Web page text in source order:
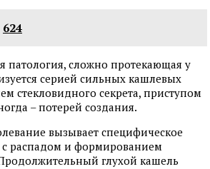
624
патология, сложно протекающая у
серией сильных кашлевых
стекловидного секрета, приступом
– потерей создания.
вызывает специфическое
с распадом и формированием
глухой кашель